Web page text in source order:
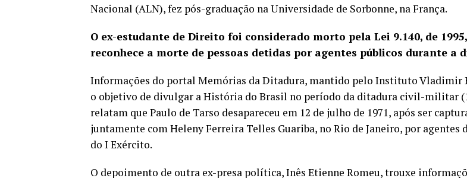
Nacional (ALN), fez pós-graduação na Universidade de Sorbonne, na França.
O ex-estudante de Direito foi considerado morto pela Lei 9.140, de
reconhece a morte de pessoas detidas por agentes públicos durante a
Informações do portal Memórias da Ditadura, mantido pelo Instituto Vladimir
o objetivo de divulgar a História do Brasil no período da ditadura civil-militar
relatam que Paulo de Tarso desapareceu em 12 de julho de 1971, após ser
juntamente com Heleny Ferreira Telles Guariba, no Rio de Janeiro, por agentes
do I Exército.
O depoimento de outra ex-presa política, Inês Etienne Romeu, trouxe